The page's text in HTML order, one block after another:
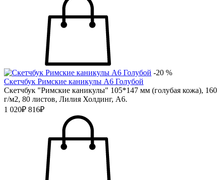
-20 %
Скетчбук Римские каникулы А6 Голубой
Скетчбук "Римские каникулы" 105*147 мм (голубая кожа), 160
г/м2, 80 листов, Лилия Холдинг, А6.
1 020₽ 816₽